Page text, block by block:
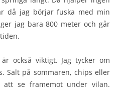
då jag börjar fuska med min
jag bara 800 meter och går
också viktigt. Jag tycker om
Salt på sommaren, chips eller
se framemot under vilan.